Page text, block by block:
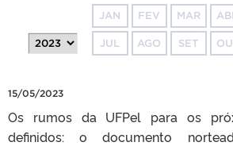
OUVIDORIA
TELEFONES
JAN FEV MAR
JUL AGO SET
15/05/2023
Os rumos da UFPel para os
definidos: o documento